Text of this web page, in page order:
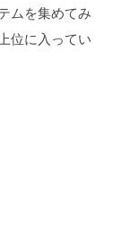
ムを集めてみ
位に入ってい